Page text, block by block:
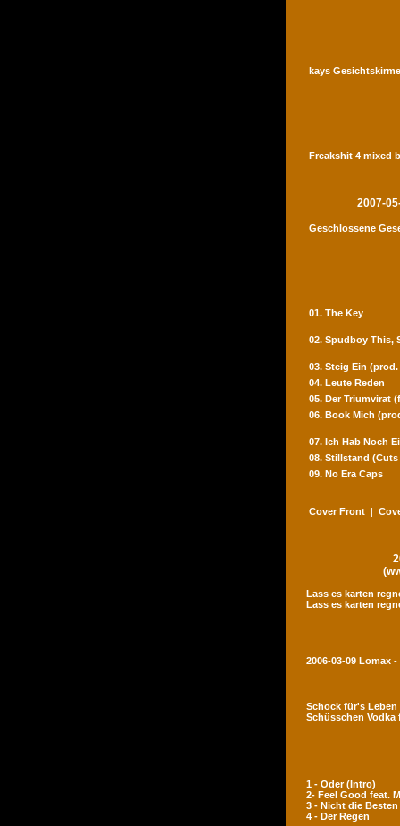
kays
Freakshit 4 mixed
2007-
Geschlossene
01. The Key
02. Spudboy This,
03. Steig Ein
04. Leute Reden
05. Der Triumvirat
06. Book Mich
07. Ich Hab Noch
08. Stillstand
09. No Era Caps
Cover Front |
Lass es karten
Lass es karten
2006-03-09 Lomax
Schock für's
Schüsschen Vodka
1 - Oder (Intro)
2- Feel Good feat.
3 - Nicht die Besten
4 - Der Regen